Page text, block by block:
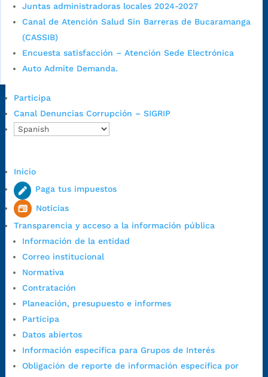
Juntas administradoras locales 2024-2027
Canal de Atención Salud Sin Barreras de Bucaramanga
(CASSIB)
Encuesta satisfacción – Atención Sede Electrónica
Auto Admite Demanda.
Participa
Canal Denuncias Corrupción – SIGRIP
Inicio
Paga tus impuestos
Noticias
Transparencia y acceso a la información pública
Información de la entidad
Correo institucional
Normativa
Contratación
Planeación, presupuesto e informes
Participa
Datos abiertos
Información específica para Grupos de Interés
Obligación de reporte de información específica por
Colombia.
Dirección Fase II:Carrera 11 # 34-52, Bucaramanga, Santander,
Código Postal:
Horario de Atención:
Lunes a jueves de 7:00 a.m. a 12:00 m y de
1:00 p.m. a 5:30 p.m. / viernes jornada continua en el horario de
7:00 a.m. a 5:00 p.m., con 30 minutos de descanso al medio día.
Horario de Atención CAME (Central):
Carrera 12 #16N-84 del barrio Kennedy.
Horario habitual de lunes a viernes en
Teléfono Conmutador:
+57 (607) 633 70 00
Líneagratuita:
+57 (607) 652 55 55